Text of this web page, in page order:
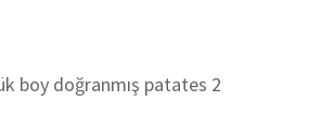
boy doğranmış patates 2